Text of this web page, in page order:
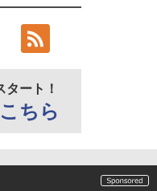
タート！
ちら